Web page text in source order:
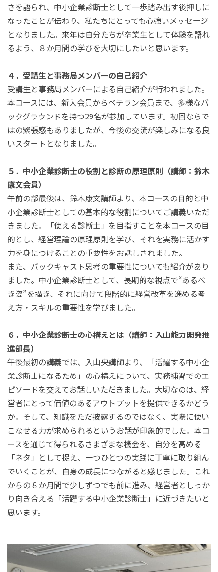
さを語られ、中小企業診断士として一歩踏み出す後押しに
なったことが伝わり、私たちにとっても心強いメッセージ
となりました。来年は自分たちが卒業生として体験を語れ
るよう、８か月間の学びを大切にしたいと思います。
４．受講生と事務局メンバーの自己紹介
受講生と事務局メンバーによる自己紹介が行われました。
本コースには、新入会員からベテラン会員まで、多様なバ
ックグラウンドを持つ29名が参加しています。初回ならで
はの緊張感もありましたが、今後の交流が楽しみになる良
いスタートとなりました。
５．中小企業診断士の役割と診断の原理原則（講師：鈴木
康文会員）
午前の部最後は、鈴木康文講師より、本コースの目的と中
小企業診断士としての基本的な役割についてご講義いただ
きました。「使える診断士」を目指すことを本コースの目
的とし、経営理論の原理原則を学び、それを実務に活かす
力を身につけることの重要性をお話しされました。
また、バックキャスト思考の重要性についても紹介があり
ました。中小企業診断士として、長期的な視点で“あるべ
き姿”を描き、それに向けて段階的に経営改革を進める考
え方・スキルの重要性を学びました。
６．中小企業診断士の心構えとは（講師：入山能力開発推
進部長）
午後最初の講義では、入山央講師より、「活躍する中小企
業診断士になるため」の心構えについて、実務補習でのエ
ピソードを交えてお話しいただきました。大切なのは、経
営者にとって価値のあるアウトプットを提供できるかどう
か。そして、知識をただ披露するのではなく、実際に使い
こなせる力が求められるというお話が印象的でした。本コ
ースを通じて得られるさまざまな機会を、自分を高める
「ネタ」として捉え、一つひとつの実践に丁寧に取り組ん
でいくことが、自身の成長につながると感じました。これ
からの８か月間で少しずつでも前に進み、経営者としっか
り向き合える「活躍する中小企業診断士」に近づきたいと
思います。